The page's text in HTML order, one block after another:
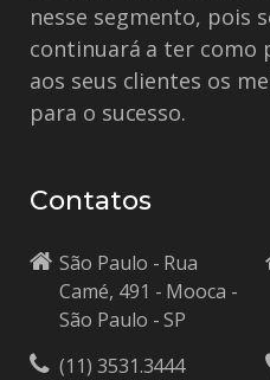
nesse segmento, pois
continuará a ter como
aos seus clientes os
para o sucesso.
Contatos
São Paulo - Rua
Camé, 491 - Mooca -
São Paulo - SP
(11) 3531.3444